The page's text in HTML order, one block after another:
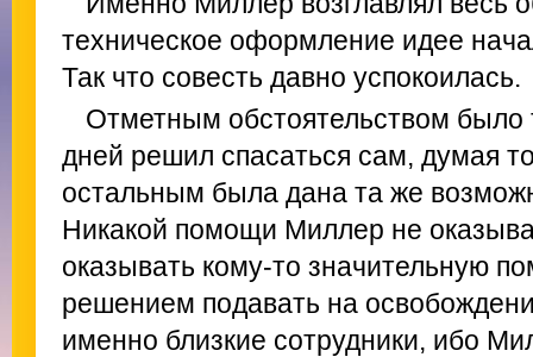
техническое оформление идее
Так что совесть давно успокоилась.
Отметным обстоятельством
дней решил спасаться сам, думая
остальным была дана та же
Никакой помощи Миллер не
оказывать кому-то значительную
решением подавать на
именно близкие сотрудники, ибо